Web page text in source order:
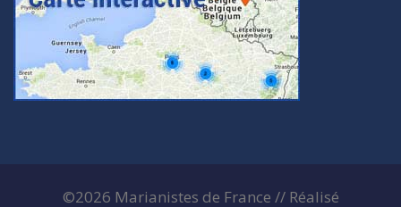
©2026 Marianistes de France // Réalisé